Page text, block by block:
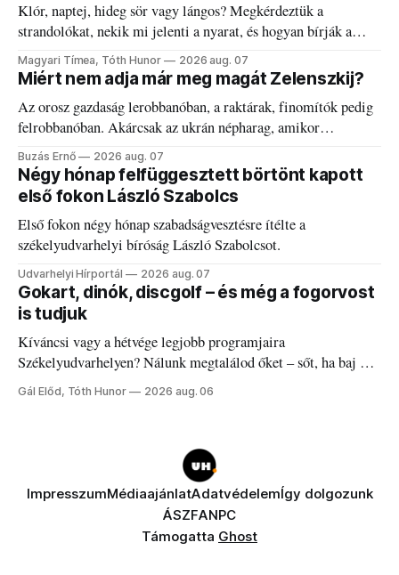
Klór, naptej, hideg sör vagy lángos? Megkérdeztük a
strandolókat, nekik mi jelenti a nyarat, és hogyan bírják a
kánikulát.
Magyari Tímea, Tóth Hunor 2026 aug. 07
Miért nem adja már meg magát Zelenszkij?
Az orosz gazdaság lerobbanóban, a raktárak, finomítók pedig
felrobbanóban. Akárcsak az ukrán népharag, amikor
elégedetlen vezetőivel.
Buzás Ernő 2026 aug. 07
Négy hónap felfüggesztett börtönt kapott
első fokon László Szabolcs
Első fokon négy hónap szabadságvesztésre ítélte a
székelyudvarhelyi bíróság László Szabolcsot.
Udvarhelyi Hírportál 2026 aug. 07
Gokart, dinók, discgolf – és még a fogorvost
is tudjuk
Kíváncsi vagy a hétvége legjobb programjaira
Székelyudvarhelyen? Nálunk megtalálod őket – sőt, ha baj van
a fogaddal, a fogorvosi ügyeletet is!
Gál Előd, Tóth Hunor 2026 aug. 06
ImpresszumMédiaajánlatAdatvédelemÍgy dolgozunk
ÁSZFANPC
Támogatta Ghost